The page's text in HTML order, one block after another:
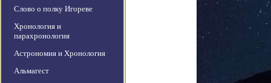
Слово о полку Игореве
Хронология и
парахронология
Астрономия и Хронология
Альмагест